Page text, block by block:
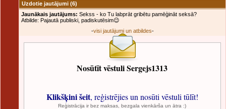
Uzdotie jautājumi (6)
Jaunākais jautājums: Sekss - ko Tu labprāt gribētu pamēģināt seksā?
Atbilde: Pajautā publiski, padiskutēsim😉
-visi jautājumi un atbildes-
Nosūtīt vēstuli Sergejs1313
Klikšķini šeit, reģistrējies un nosūti vēstuli tūlīt!
Reģistrācija ir bez maksas, bezgala vienkārša un ātra :)